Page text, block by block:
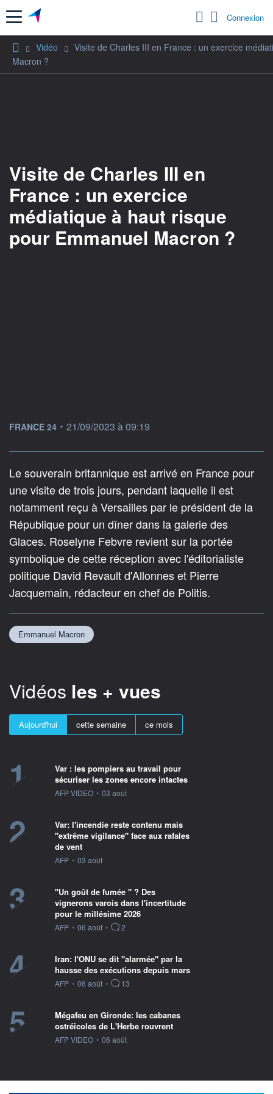
Menu Connexion
Vidéo
Visite de Charles III en France : un exercice
Macron ?
Visite de Charles III en
France : un exercice
médiatique à haut risque
pour Emmanuel Macron ?
information fournie par
FRANCE 24 • 21/09/2023 à 09:19
Le souverain britannique est arrivé en France pour
une visite de trois jours, pendant laquelle il est
notamment reçu à Versailles par le président de la
République pour un dîner dans la galerie des
Glaces. Roselyne Febvre revient sur la portée
symbolique de cette réception avec l'éditorialiste
politique David Revault d'Allonnes et Pierre
Jacquemain, rédacteur en chef de Politis.
Emmanuel Macron
Vidéos les + vues
Aujourd'hui cette semaine ce mois
1
Var : les pompiers au travail pour
sécuriser les zones encore intactes
information fournie par
AFP VIDEO • 03 août
2
Var: l'incendie reste contenu mais
"extrême vigilance" face aux rafales
de vent
information fournie par
AFP • 03 août
3
"Un goût de fumée " ? Des
vignerons varois dans l'incertitude
pour le millésime 2026
information fournie par
AFP • 06 août • 2
4
Iran: l'ONU se dit "alarmée" par la
hausse des exécutions depuis mars
information fournie par
AFP • 06 août • 13
5
Mégafeu en Gironde: les cabanes
ostréicoles de L'Herbe rouvrent
information fournie par
AFP VIDEO • 06 août